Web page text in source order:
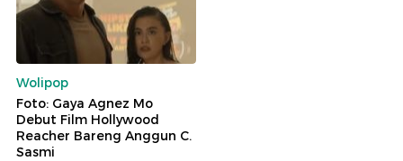
Wolipop
Foto: Gaya Agnez Mo
Debut Film Hollywood
Reacher Bareng Anggun C.
Sasmi